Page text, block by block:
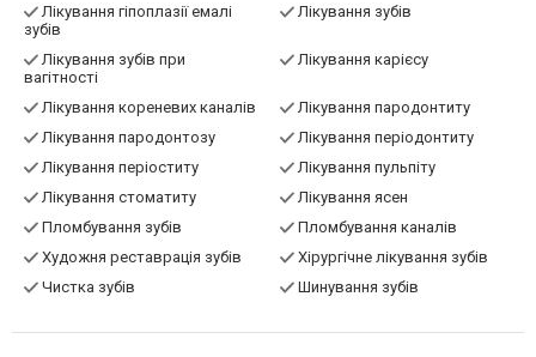
Лікування гіпоплазії емалі
зубів
Лікування зубів
Лікування зубів при
вагітності
Лікування карієсу
Лікування кореневих каналів
Лікування пародонтиту
Лікування пародонтозу
Лікування періодонтиту
Лікування періоститу
Лікування пульпіту
Лікування стоматиту
Лікування ясен
Пломбування зубів
Пломбування каналів
Художня реставрація зубів
Хірургічне лікування зубів
Чистка зубів
Шинування зубів